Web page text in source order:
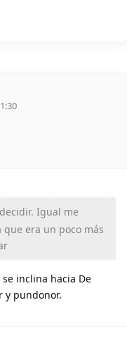
Igual me
era un poco más
inclina hacia De
y pundonor.